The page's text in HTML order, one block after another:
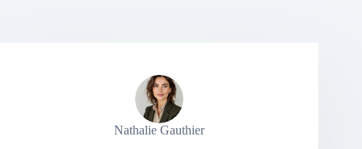
Nathalie Gauthier